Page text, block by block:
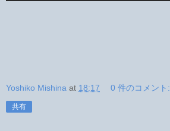
Yoshiko Mishina at 18:17 0 件のコメント:
共有